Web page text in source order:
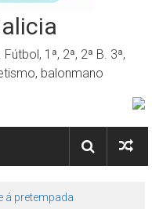
1ª, 2ª, 2ª B. 3ª,
balonmano
á pretempada